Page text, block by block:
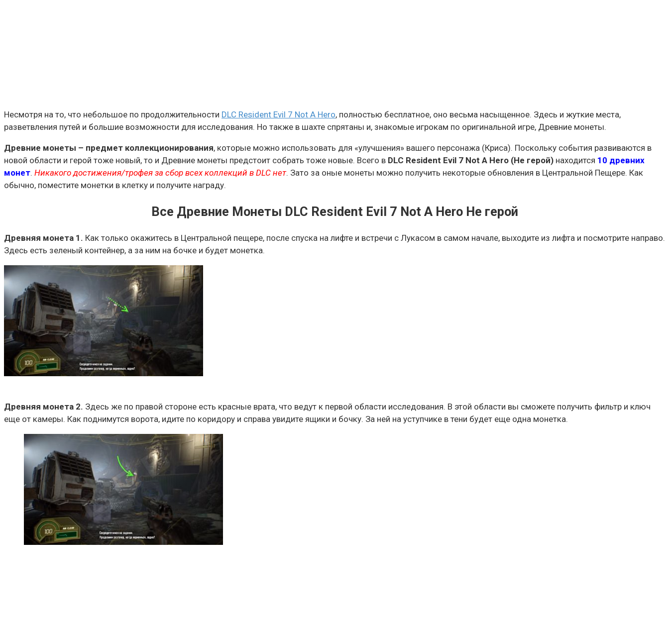
Несмотря на то, что небольшое по продолжительности DLC Resident Evil 7 Not A Hero, полностью бесплатное, оно весьма насыщенное. Здесь и жуткие места,
разветвления путей и большие возможности для исследования. Но также в шахте спрятаны и, знакомые игрокам по оригинальной игре, Древние монеты.
Древние монеты – предмет коллекционирования, которые можно использовать для «улучшения» вашего персонажа (Криса). Поскольку события развиваются в
новой области и герой тоже новый, то и Древние монеты предстоит собрать тоже новые. Всего в DLC Resident Evil 7 Not A Hero (Не герой) находится 10 древних
монет. Никакого достижения/трофея за сбор всех коллекций в DLC нет. Зато за оные монеты можно получить некоторые обновления в Центральной Пещере. Как
обычно, поместите монетки в клетку и получите награду.
Все Древние Монеты DLC Resident Evil 7 Not A Hero Не герой
Древняя монета 1. Как только окажитесь в Центральной пещере, после спуска на лифте и встречи с Лукасом в самом начале, выходите из лифта и посмотрите направо.
Здесь есть зеленый контейнер, а за ним на бочке и будет монетка.
Древняя монета 2. Здесь же по правой стороне есть красные врата, что ведут к первой области исследования. В этой области вы сможете получить фильтр и ключ
еще от камеры. Как поднимутся ворота, идите по коридору и справа увидите ящики и бочку. За ней на уступчике в тени будет еще одна монетка.